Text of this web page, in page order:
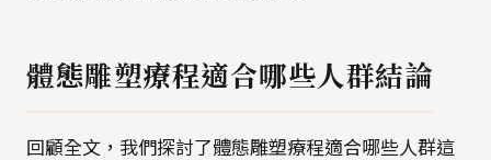
體態雕塑療程適合哪些人群結論
回顧全文，我們探討了體態雕塑療程適合哪些人群這